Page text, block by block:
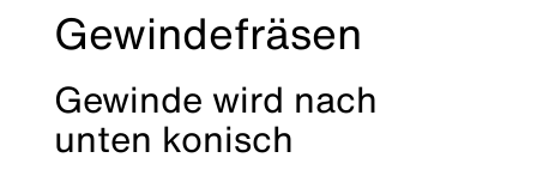
Gewindefräsen
Gewinde wird nach
unten konisch